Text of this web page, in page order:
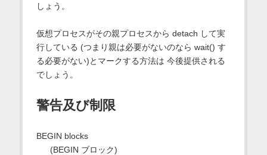
しょう。
仮想プロセスがその親プロセスから detach して実
行している (つまり親は必要がないのなら wait() す
る必要がない)とマークする方法は 今後提供される
でしょう。
警告及び制限
BEGIN blocks
(BEGIN ブロック)